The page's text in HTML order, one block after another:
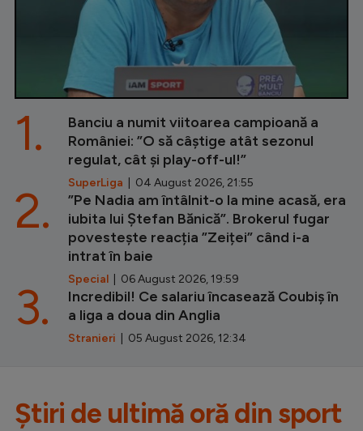
Banciu a numit viitoarea campioană a
României: ”O să câștige atât sezonul
regulat, cât și play-off-ul!”
SuperLiga | 04 August 2026, 21:55
1.
”Pe Nadia am întâlnit-o la mine acasă, era
iubita lui Ștefan Bănică”. Brokerul fugar
povestește reacția ”Zeiței” când i-a
intrat în baie
Special | 06 August 2026, 19:59
2.
Incredibil! Ce salariu încasează Coubiș în
a liga a doua din Anglia
Stranieri | 05 August 2026, 12:34
3.
Știri de ultimă oră din sport